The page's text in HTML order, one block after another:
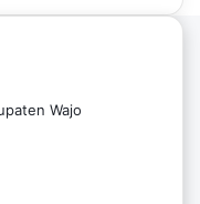
Wajo